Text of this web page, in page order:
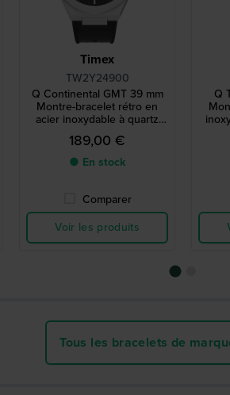
Timex
TW2Y24900
Q Continental GMT 39 mm
Montre-bracelet rétro en
acier inoxydable à quartz
avec date et fonction double
fuseau horaire
189,00 €
● En stock
Comparer
Voir les produits
Q
Tous les bracelets de